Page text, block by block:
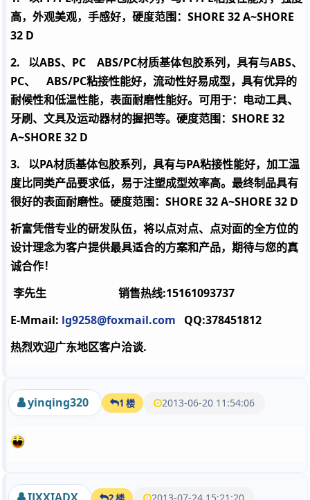
高，外观美观，手感好，硬度范围： SHORE 32 A~SHORE
32 D
2.
以ABS、 PC ABS/PC材质基体包胶系列，具有与ABS、
PC、 ABS/PC粘接性能好，流动性好易成型，具有优异的
耐候性和低温性能，表面耐磨性能好。可用于：电动工具、
牙刷、文具及运动器材的握把等。硬度范围： SHORE 32
A~SHORE 32 D
3.
以PA材质基体包胶系列，具有与PA粘接性能好，加工温
度比同类产品要求低，易于注塑成型效率高。最终制品具有
很好的表面耐磨性。硬度范围： SHORE 32 A~SHORE 32 D
祈富凭借专业的研发队伍，将以点对点、点对面的全方位的
设计理念为客户提供最具适合的方案和产品，期待与您的真
诚合作！
李先生 销售热线:15161093737
E-Mmail: lg9258@foxmail.com QQ:378451812
热烈欢迎广东地区客户洽谈.
yinqing320 1 楼 2013-06-20 11:54:06
2013-07-24 15:21:20